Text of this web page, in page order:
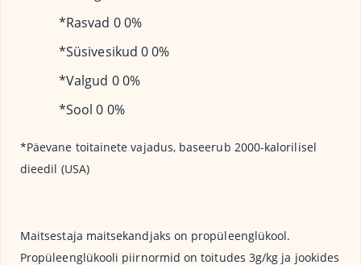
*Rasvad 0 0%
*Süsivesikud 0 0%
*Valgud 0 0%
*Sool 0 0%
*Päevane toitainete vajadus, baseerub 2000-kalorilisel
dieedil (USA)
Maitsestaja maitsekandjaks on propüleenglükool.
Propüleenglükooli piirnormid on toitudes 3g/kg ja jookides